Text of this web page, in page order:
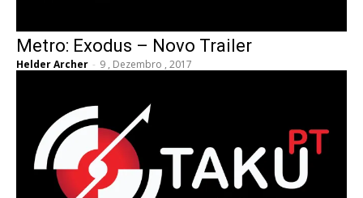
Metro: Exodus – Novo Trailer
Helder Archer - 9 , Dezembro , 2017